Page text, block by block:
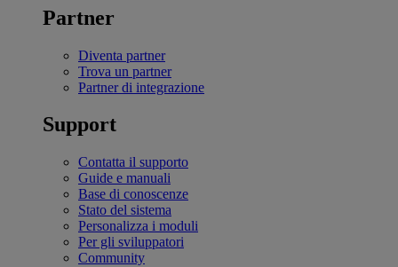
Partner
Diventa partner
Trova un partner
Partner di integrazione
Support
Contatta il supporto
Guide e manuali
Base di conoscenze
Stato del sistema
Personalizza i moduli
Per gli sviluppatori
Community